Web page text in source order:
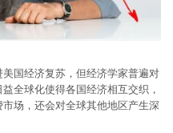
国经济复苏，但经济学家普遍对
全球化使得各国经济相互交织，
场，还会对全球其他地区产生深